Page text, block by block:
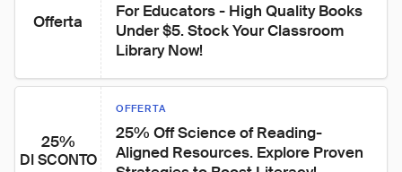
Offerta
For Educators - High Quality Books
Under $5. Stock Your Classroom
Library Now!
25%
DI SCONTO
OFFERTA
25% Off Science of Reading-
Aligned Resources. Explore Proven